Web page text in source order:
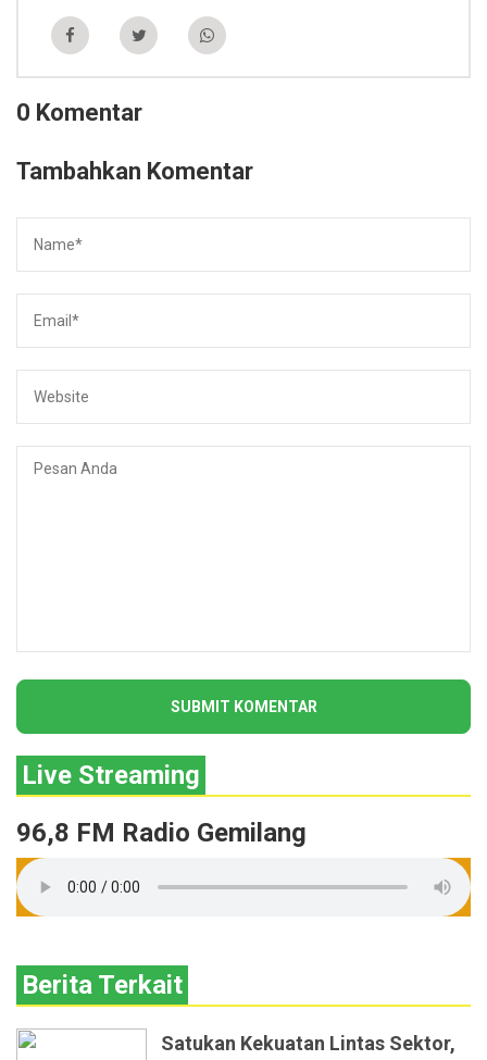
0 Komentar
Tambahkan Komentar
Live Streaming
96,8 FM Radio Gemilang
Berita Terkait
Satukan Kekuatan Lintas Sektor,